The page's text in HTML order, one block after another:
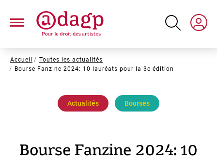
contenu
Fil
d'Ariane
Accueil
Toutes les actualités
Bourse Fanzine 2024: 10 lauréats pour la 3e édition
Actualités Bourses
Bourse Fanzine 2024: 10